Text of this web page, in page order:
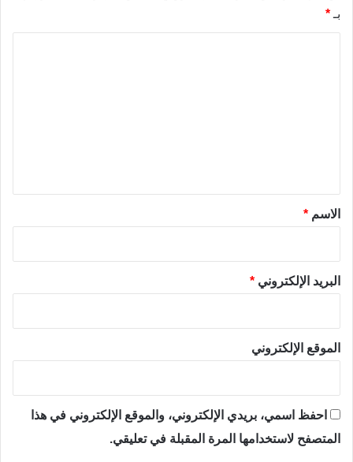
بـ *
*الاسم *
البريد الإلكتروني *
الموقع الإلكتروني
احفظ اسمي، بريدي الإلكتروني، والموقع الإلكتروني في هذا
المتصفح لاستخدامها المرة المقبلة في تعليقي.